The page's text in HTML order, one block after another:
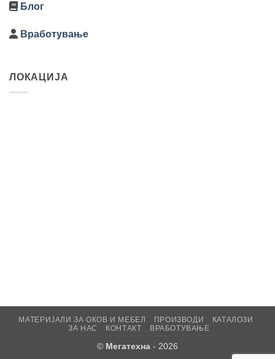
Блог
Вработување
ЛОКАЦИЈА
МАТЕРИЈАЛИ ЗА ОКОВ И МЕБЕЛ ПРОИЗВОДИ
КАТАЛОЗИ
ЗА НАС
КОНТАКТ ВРАБОТУВАЊЕ
© Мегатехна - 2026